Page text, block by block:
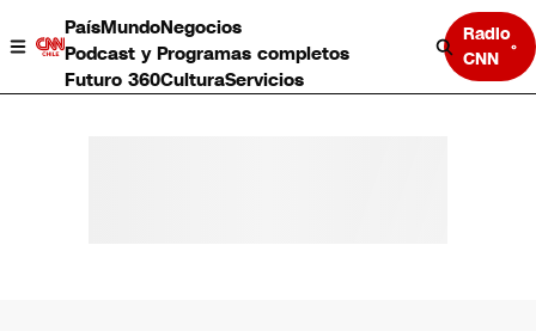
PaísMundoNegocios
Podcast y Programas completos
Futuro 360CulturaServicios
Radio
CNN